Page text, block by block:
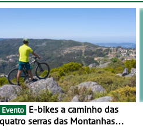
Evento
quatro serras das Montanhas